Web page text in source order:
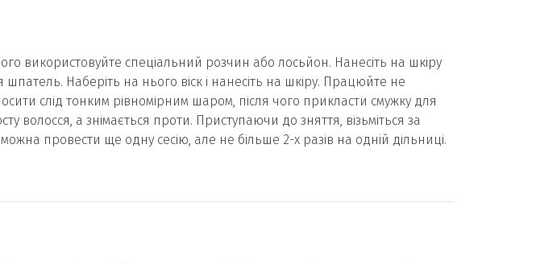
використовуйте спеціальний розчин або лосьйон. Нанесіть на шкіру
Наберіть на нього віск і нанесіть на шкіру. Працюйте не
слід тонким рівномірним шаром, після чого прикласти смужку для
волосся, а знімається проти. Приступаючи до зняття, візьміться за
провести ще одну сесію, але не більше 2-х разів на одній дільниці.